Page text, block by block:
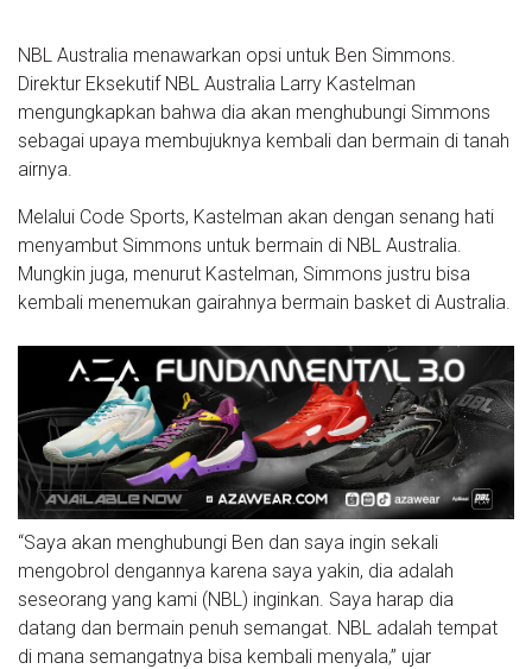
NBL Australia menawarkan opsi untuk Ben Simmons.
Direktur Eksekutif NBL Australia Larry Kastelman
mengungkapkan bahwa dia akan menghubungi Simmons
sebagai upaya membujuknya kembali dan bermain di tanah
airnya.
Melalui Code Sports, Kastelman akan dengan senang hati
menyambut Simmons untuk bermain di NBL Australia.
Mungkin juga, menurut Kastelman, Simmons justru bisa
kembali menemukan gairahnya bermain basket di Australia.
“Saya akan menghubungi Ben dan saya ingin sekali
mengobrol dengannya karena saya yakin, dia adalah
seseorang yang kami (NBL) inginkan. Saya harap dia
datang dan bermain penuh semangat. NBL adalah tempat
di mana semangatnya bisa kembali menyala,” ujar